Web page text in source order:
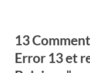
13
Error 13 et